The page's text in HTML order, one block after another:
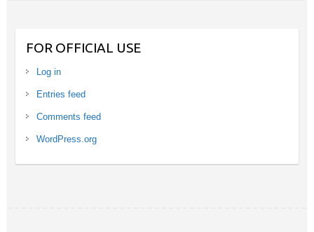
FOR OFFICIAL USE
Log in
Entries feed
Comments feed
WordPress.org